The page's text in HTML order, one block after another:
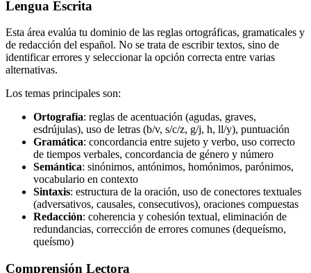
Lengua Escrita
Esta área evalúa tu dominio de las reglas ortográficas, gramaticales y
de redacción del español. No se trata de escribir textos, sino de
identificar errores y seleccionar la opción correcta entre varias
alternativas.
Los temas principales son:
Ortografía: reglas de acentuación (agudas, graves,
esdrújulas), uso de letras (b/v, s/c/z, g/j, h, ll/y), puntuación
Gramática: concordancia entre sujeto y verbo, uso correcto
de tiempos verbales, concordancia de género y número
Semántica: sinónimos, antónimos, homónimos, parónimos,
vocabulario en contexto
Sintaxis: estructura de la oración, uso de conectores textuales
(adversativos, causales, consecutivos), oraciones compuestas
Redacción: coherencia y cohesión textual, eliminación de
redundancias, corrección de errores comunes (dequeísmo,
queísmo)
Comprensión Lectora